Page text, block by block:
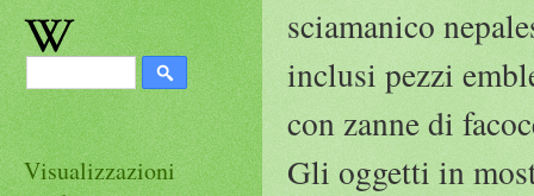
sciamanico
inclusi pezzi
con zanne di
Gli oggetti in
Visualizzazioni